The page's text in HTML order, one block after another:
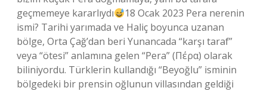
geçmemeye kararlıydı
18 Ocak 2023 Pera nerenin
ismi? Tarihi yarımada ve Haliç boyunca uzanan
bölge, Orta Çağ’dan beri Yunancada “karşı taraf”
veya “ötesi” anlamına gelen “Pera” (Πέρα) olarak
biliniyordu. Türklerin kullandığı “Beyoğlu” isminin
bölgedeki bir prensin oğlunun villasından geldiği